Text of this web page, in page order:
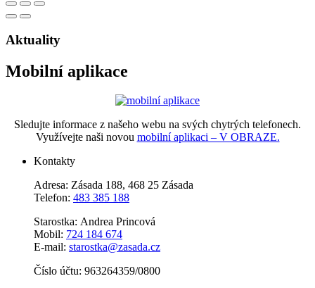
Aktuality
Mobilní aplikace
Sledujte informace z našeho webu na svých chytrých telefonech.
Využívejte naši novou mobilní aplikaci – V OBRAZE.
Kontakty
Adresa: Zásada 188, 468 25 Zásada
Telefon: 483 385 188
Starostka: Andrea Princová
Mobil: 724 184 674
E-mail: starostka@zasada.cz
Číslo účtu: 963264359/0800